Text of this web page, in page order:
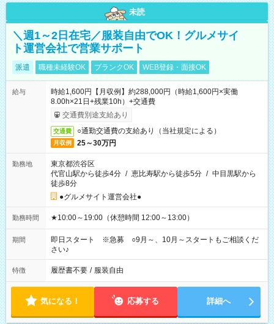
未読
＼週1～2日在宅／服装自由でOK！グルメサイ
ト運営会社で営業サポート
派遣 職種未経験OK ブランクOK WEB登録・面接OK
給与
時給1,600円【月収例】約288,000円（時給1,600円×実働
8.00h×21日+残業10h）+交通費
交通費別途支給あり
交通費 ○通勤交通費の支給あり（当社規定による）
月収例 25～30万円
勤務地
東京都渋谷区
代官山駅から徒歩4分 / 恵比寿駅から徒歩5分 / 中目黒駅から
徒歩8分
●グルメサイト運営会社●
勤務時間 ★10:00～19:00（休憩時間 12:00～13:00）
期間
即日スタート ※急募 ○9月～、10月～スタートもご相談くだ
さい♪
特徴 履歴書不要 / 服装自由
気になる！ 応募する 詳細へ